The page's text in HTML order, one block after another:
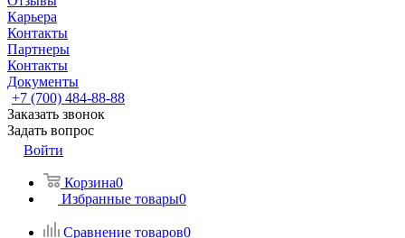
Карьера
Контакты
Партнеры
Контакты
Документы
+7 (700) 484-88-88
Заказать звонок
Задать вопрос
Войти
Корзина0
Избранные товары0
Сравнение товаров0